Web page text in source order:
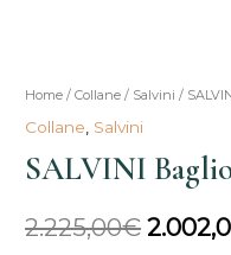
Home /Collane / Salvini /
Collane Salvini
SALVINI
2.225,00€
Il
prezzo
era:
SALVINI
Bagliori
-
mod.
20110313
quantità